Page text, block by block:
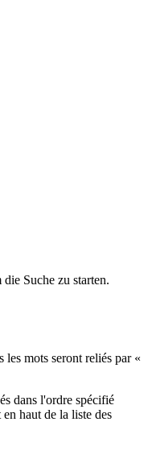
Suche zu starten.
les mots seront reliés par «
dans l'ordre spécifié
haut de la liste des